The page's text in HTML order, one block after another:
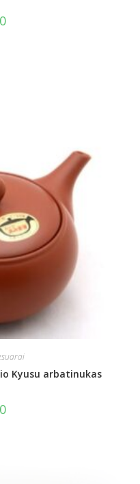
Kyusu arbatinukas